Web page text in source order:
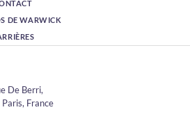
DE WARWICK
De Berri,
France